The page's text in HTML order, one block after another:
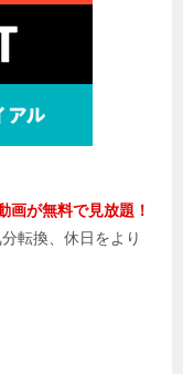
画が無料で見放題！
転換、休日をより